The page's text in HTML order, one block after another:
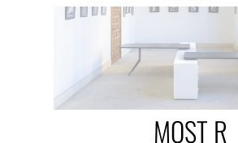
MOST R